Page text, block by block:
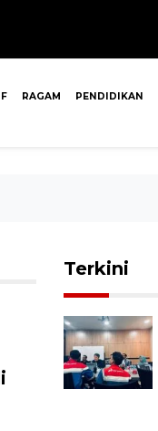
RAGAM PENDIDIKAN
Terkini